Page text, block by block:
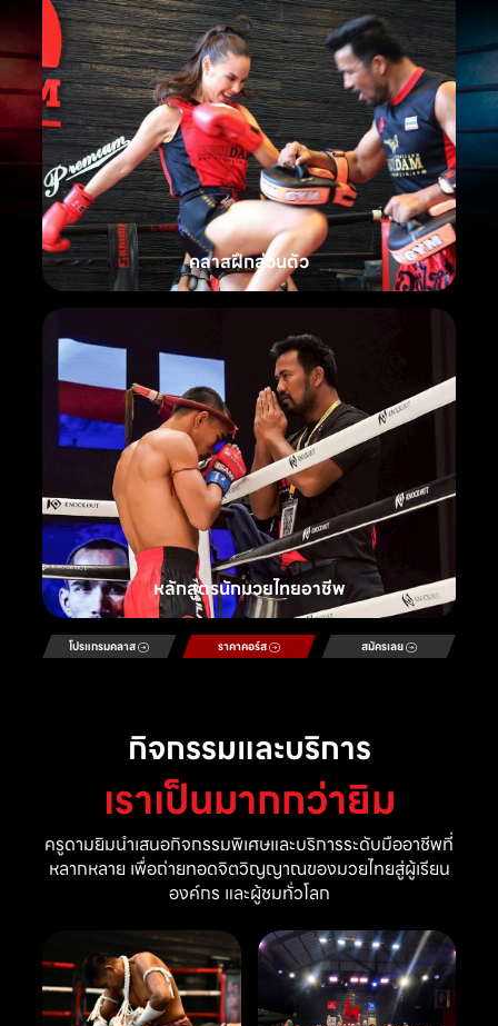
คลาสฝึกส่วนตัว
หลักสูตรนักมวยไทยอาชีพ
โปรแกรมคลาส ราคาคอร์ส สมัครเลย
กิจกรรมและบริการ
เราเป็นมากกว่ายิม
ครูดามยิมนำเสนอกิจกรรมพิเศษและบริการระดับมืออาชีพที่
หลากหลาย เพื่อถ่ายทอดจิตวิญญาณของมวยไทยสู่ผู้เรียน
องค์กร และผู้ชมทั่วโลก